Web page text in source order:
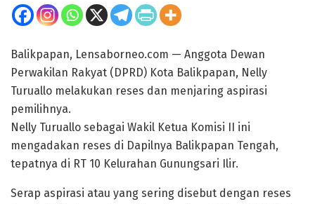
Balikpapan, Lensaborneo.com — Anggota Dewan
Perwakilan Rakyat (DPRD) Kota Balikpapan, Nelly
Turuallo melakukan reses dan menjaring aspirasi
pemilihnya.
Nelly Turuallo sebagai Wakil Ketua Komisi II ini
mengadakan reses di Dapilnya Balikpapan Tengah,
tepatnya di RT 10 Kelurahan Gunungsari Ilir.
Serap aspirasi atau yang sering disebut dengan reses